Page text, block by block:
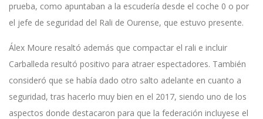
prueba, como apuntaban a la escudería desde el coche 0 o por
el jefe de seguridad del Rali de Ourense, que estuvo presente.
Álex Moure resaltó además que compactar el rali e incluir
Carballeda resultó positivo para atraer espectadores. También
consideró que se había dado otro salto adelante en cuanto a
seguridad, tras hacerlo muy bien en el 2017, siendo uno de los
aspectos donde destacaron para que la federación incluyese el